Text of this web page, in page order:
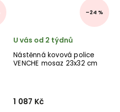
–24 %
Nástěnná kovová police
VENCHE mosaz 23x32 cm
U vás od 2 týdnů
1 087 Kč